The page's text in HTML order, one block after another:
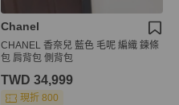
Chanel
CHANEL 香奈兒 藍色 毛呢 編織 鍊條
包 肩背包 側背包
TWD 34,999
現折 800